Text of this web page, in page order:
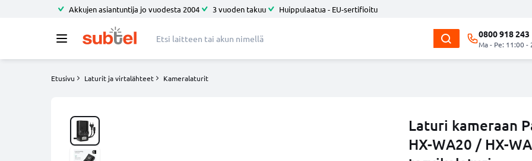
Akkujen asiantuntija jo vuodesta 2004 3 vuoden takuu Huippulaatua - EU-sertifioitu
0800 918 243
Ma - Pe: 11:00 -
Etusivu Laturit ja virtalähteet Kameralaturit
Laturi kameraan
HX-WA20 / HX-